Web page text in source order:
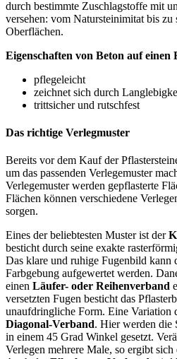
durch bestimmte Zuschlagstoffe mit
versehen: vom Natursteinimitat bis zu
Oberflächen.
Eigenschaften von Beton auf einen
pflegeleicht
zeichnet sich durch
trittsicher und rutschfest
Das richtige Verlegmuster
Bereits vor dem Kauf der
um das passenden Verlegemuster
Verlegemuster werden gepflasterte
Flächen können verschiedene
sorgen.
Eines der beliebtesten Muster ist der
besticht durch seine exakte
Das klare und ruhige Fugenbild kann
Farbgebung aufgewertet werden.
einen Läufer- oder Reihenverband
versetzten Fugen besticht das
unaufdringliche Form. Eine Variation
Diagonal-Verband. Hier werden die
in einem 45 Grad Winkel gesetzt.
Verlegen mehrere Male, so ergibt sich